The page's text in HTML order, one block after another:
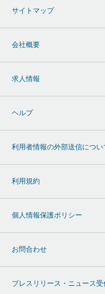
サイトマップ
会社概要
求人情報
ヘルプ
利用者情報の外部送信につい
利用規約
個人情報保護ポリシー
お問合わせ
プレスリリース・ニュース受